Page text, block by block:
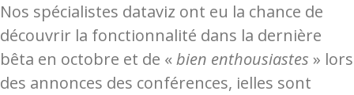
Nos spécialistes dataviz ont eu la chance de
découvrir la fonctionnalité dans la dernière
bêta en octobre et de «bien enthousiastes » lors
des annonces des conférences, ielles sont